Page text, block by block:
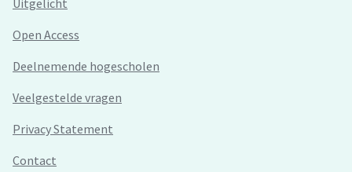
Uitgelicht
Open Access
Deelnemende hogescholen
Veelgestelde vragen
Privacy Statement
Contact